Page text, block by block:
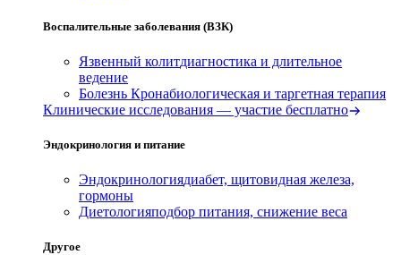
Воспалительные заболевания (ВЗК)
Язвенный колитдиагностика и длительное
ведение
Болезнь Кронабиологическая и таргетная терапия
Клинические исследования — участие бесплатно
Эндокринология и питание
Эндокринологиядиабет, щитовидная железа,
гормоны
Диетологияподбор питания, снижение веса
Другое